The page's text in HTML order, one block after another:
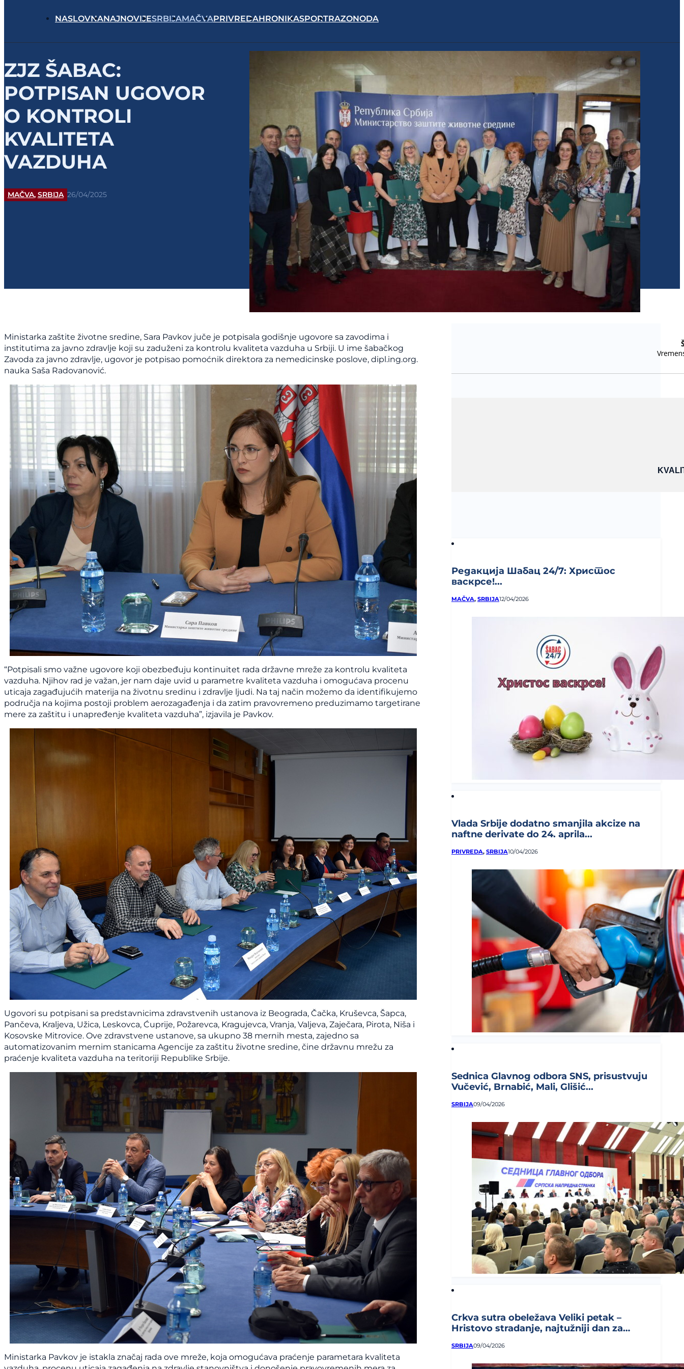
NASLOVNANAJNOVIJESRBIJAMAČVAPRIVREDAHRONIKASPORTRAZONODA
ZJZ ŠABAC:
POTPISAN UGOVOR
O KONTROLI
KVALITETA
VAZDUHA
MAČVA, SRBIJA 26/04/2025
Ministarka zaštite životne sredine, Sara Pavkov juče je potpisala godišnje ugovore sa zavodima i
institutima za javno zdravlje koji su zaduženi za kontrolu kvaliteta vazduha u Srbiji. U ime šabačkog
Zavoda za javno zdravlje, ugovor je potpisao pomoćnik direktora za nemedicinske poslove, dipl.ing.org.
nauka Saša Radovanović.
“Potpisali smo važne ugovore koji obezbeđuju kontinuitet rada državne mreže za kontrolu kvaliteta
vazduha. Njihov rad je važan, jer nam daje uvid u parametre kvaliteta vazduha i omogućava procenu
uticaja zagađujućih materija na životnu sredinu i zdravlje ljudi. Na taj način možemo da identifikujemo
područja na kojima postoji problem aerozagađenja i da zatim pravovremeno preduzimamo targetirane
mere za zaštitu i unapređenje kvaliteta vazduha”, izjavila je Pavkov.
Ugovori su potpisani sa predstavnicima zdravstvenih ustanova iz Beograda, Čačka, Kruševca, Šapca,
Pančeva, Kraljeva, Užica, Leskovca, Ćuprije, Požarevca, Kragujevca, Vranja, Valjeva, Zaječara, Pirota, Niša i
Kosovske Mitrovice. Ove zdravstvene ustanove, sa ukupno 38 mernih mesta, zajedno sa
automatizovanim mernim stanicama Agencije za zaštitu životne sredine, čine državnu mrežu za
praćenje kvaliteta vazduha na teritoriji Republike Srbije.
Ministarka Pavkov je istakla značaj rada ove mreže, koja omogućava praćenje parametara kvaliteta
Редакција Шабац 24/7: Христос
васкрсе!...
MAČVA, SRBIJA12/04/2026
Vlada Srbije dodatno smanjila akcize na
naftne derivate do 24. aprila...
PRIVREDA, SRBIJA10/04/2026
Sednica Glavnog odbora SNS, prisustvuju
Vučević, Brnabić, Mali, Glišić...
SRBIJA09/04/2026
Crkva sutra obeležava Veliki petak –
Hristovo stradanje, najtužniji dan za
SRBIJA09/04/2026